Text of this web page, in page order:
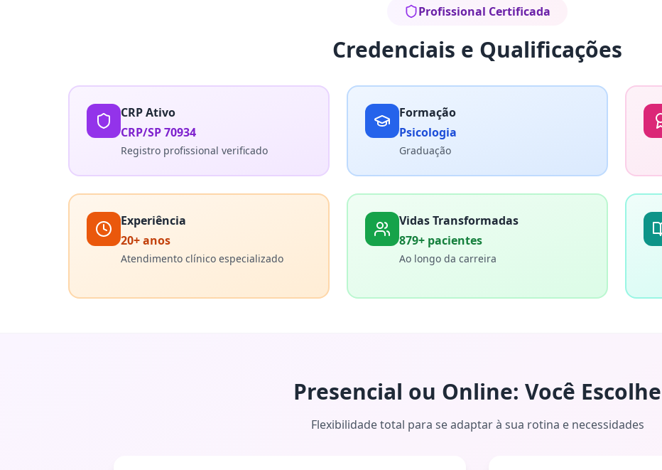
Profissional Certificada
Credenciais e Qualificações
CRP Ativo
CRP/SP 70934
Registro profissional verificado
Formação
Psicologia
Graduação
Experiência
20+ anos
Atendimento clínico especializado
Vidas Transformadas
879+ pacientes
Ao longo da carreira
Presencial ou Online: Você Escolhe
Flexibilidade total para se adaptar à sua rotina e necessidades